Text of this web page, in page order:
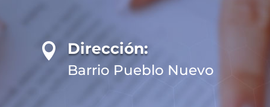
 Dirección:
Barrio Pueblo Nuevo